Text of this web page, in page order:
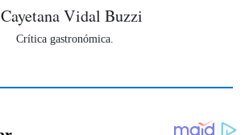
Cayetana Vidal Buzzi
Crítica gastronómica.